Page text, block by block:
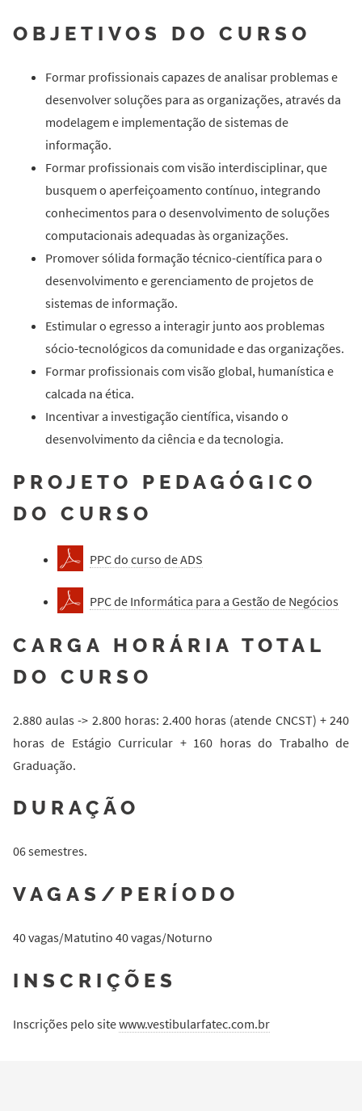
OBJETIVOS DO CURSO
Formar profissionais capazes de analisar problemas e
desenvolver soluções para as organizações, através da
modelagem e implementação de sistemas de
informação.
Formar profissionais com visão interdisciplinar, que
busquem o aperfeiçoamento contínuo, integrando
conhecimentos para o desenvolvimento de soluções
computacionais adequadas às organizações.
Promover sólida formação técnico-científica para o
desenvolvimento e gerenciamento de projetos de
sistemas de informação.
Estimular o egresso a interagir junto aos problemas
sócio-tecnológicos da comunidade e das organizações.
Formar profissionais com visão global, humanística e
calcada na ética.
Incentivar a investigação científica, visando o
desenvolvimento da ciência e da tecnologia.
PROJETO PEDAGÓGICO
DO CURSO
PPC do curso de ADS
PPC de Informática para a Gestão de Negócios
CARGA HORÁRIA TOTAL
DO CURSO
2.880 aulas -> 2.800 horas: 2.400 horas (atende CNCST) + 240
horas de Estágio Curricular + 160 horas do Trabalho de
Graduação.
DURAÇÃO
06 semestres.
VAGAS/PERÍODO
40 vagas/Matutino 40 vagas/Noturno
INSCRIÇÕES
Inscrições pelo sitewww.vestibularfatec.com.br